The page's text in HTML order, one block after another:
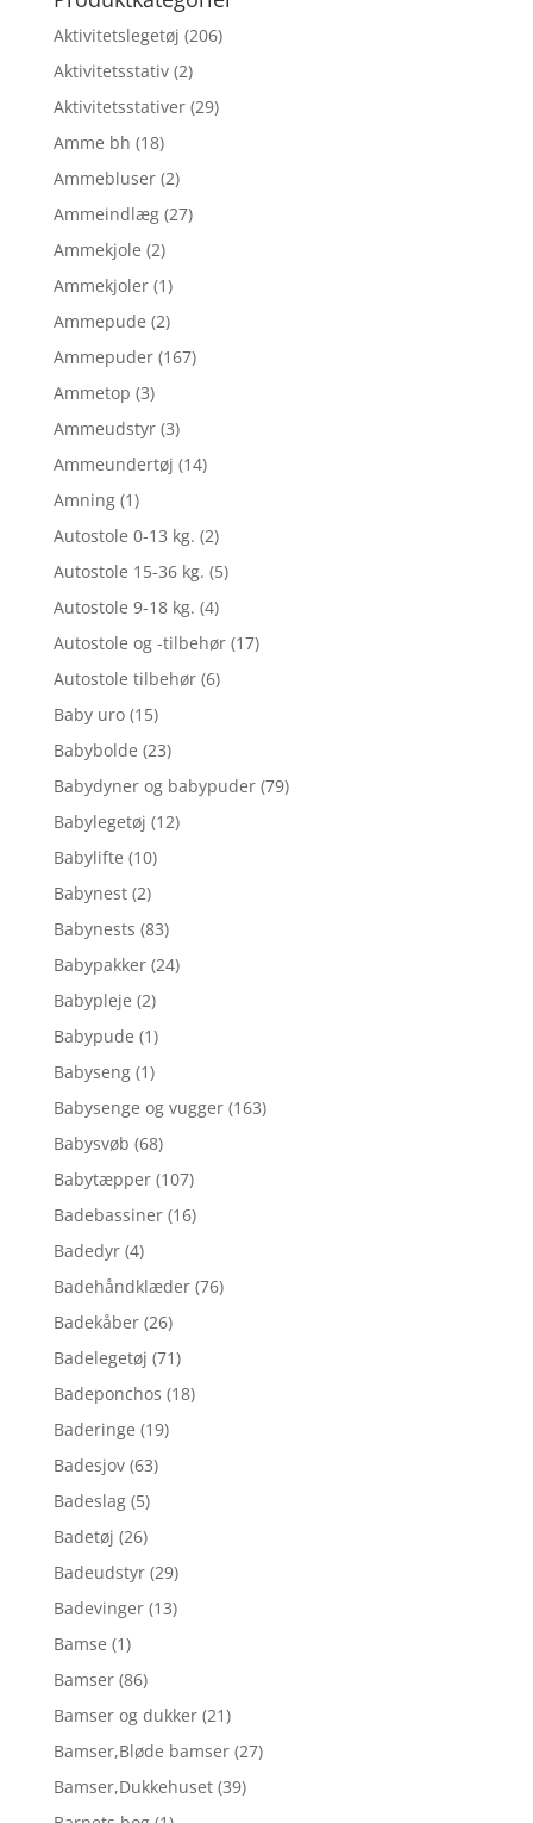
Aktivitetslegetøj (206)
Aktivitetsstativ (2)
Aktivitetsstativer (29)
Amme bh (18)
Ammebluser (2)
Ammeindlæg (27)
Ammekjole (2)
Ammekjoler (1)
Ammepude (2)
Ammepuder (167)
Ammetop (3)
Ammeudstyr (3)
Ammeundertøj (14)
Amning (1)
Autostole 0-13 kg. (2)
Autostole 15-36 kg. (5)
Autostole 9-18 kg. (4)
Autostole og -tilbehør (17)
Autostole tilbehør (6)
Baby uro (15)
Babybolde (23)
Babydyner og babypuder (79)
Babylegetøj (12)
Babylifte (10)
Babynest (2)
Babynests (83)
Babypakker (24)
Babypleje (2)
Babypude (1)
Babyseng (1)
Babysenge og vugger (163)
Babysvøb (68)
Babytæpper (107)
Badebassiner (16)
Badedyr (4)
Badehåndklæder (76)
Badekåber (26)
Badelegetøj (71)
Badeponchos (18)
Baderinge (19)
Badesjov (63)
Badeslag (5)
Badetøj (26)
Badeudstyr (29)
Badevinger (13)
Bamse (1)
Bamser (86)
Bamser og dukker (21)
Bamser,Bløde bamser (27)
Bamser,Dukkehuset (39)